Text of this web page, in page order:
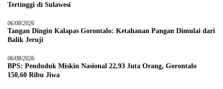
Tertinggi di Sulawesi
06/08/2026
Tangan Dingin Kalapas Gorontalo: Ketahanan Pangan Dimulai dari
Balik Jeruji
06/08/2026
BPS: Penduduk Miskin Nasional 22,93 Juta Orang, Gorontalo
150,60 Ribu Jiwa